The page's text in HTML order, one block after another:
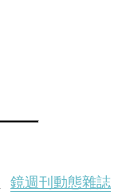
鏡週刊動態雜誌